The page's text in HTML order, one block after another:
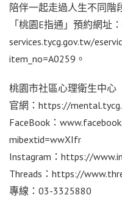
陪伴一起走過人生不同階
「桃園E指通」預約網址
services.tycg.gov.tw/
item_no=A0259。
桃園市社區心理衛生中心
官網：https://
FaceBook：
mibextid=wwXIfr
Instagram：https://
Threads：https://
專線：03-3325880